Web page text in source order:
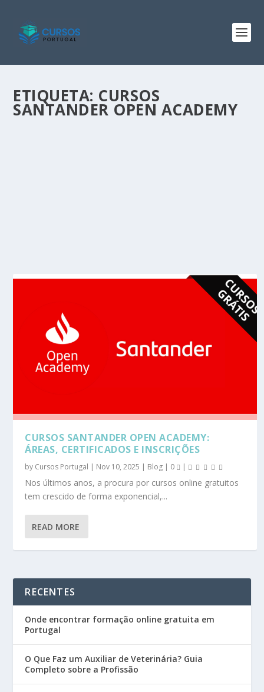
ETIQUETA: CURSOS
SANTANDER OPEN ACADEMY
CURSOS SANTANDER OPEN ACADEMY:
ÁREAS, CERTIFICADOS E INSCRIÇÕES
by Cursos Portugal | Nov 10, 2025 | Blog | 0 |
Nos últimos anos, a procura por cursos online gratuitos
tem crescido de forma exponencial,...
READ MORE
RECENTES
Onde encontrar formação online gratuita em
Portugal
O Que Faz um Auxiliar de Veterinária? Guia
Completo sobre a Profissão